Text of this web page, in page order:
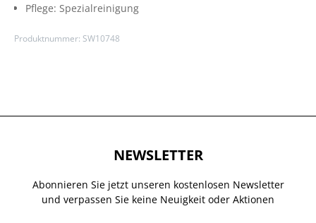
Pflege: Spezialreinigung
Produktnummer: SW10748
NEWSLETTER
Abonnieren Sie jetzt unseren kostenlosen Newsletter
und verpassen Sie keine Neuigkeit oder Aktionen